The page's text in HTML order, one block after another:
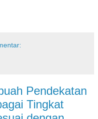
Pendekatan
Tingkat